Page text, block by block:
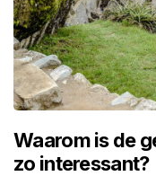
Waarom is de
zo interessant?